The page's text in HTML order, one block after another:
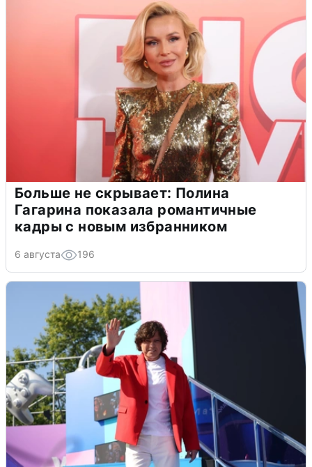
Больше не скрывает: Полина
Гагарина показала романтичные
кадры с новым избранником
6 августа 196